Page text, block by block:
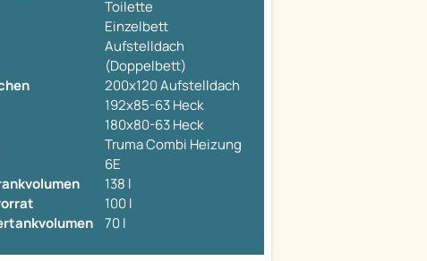
Toilette
Einzelbett
Aufstelldach
(Doppelbett)
200x120 Aufstelldach
192x85-63 Heck
180x80-63 Heck
Truma Combi Heizung
6E
138 l
100 l
70 l